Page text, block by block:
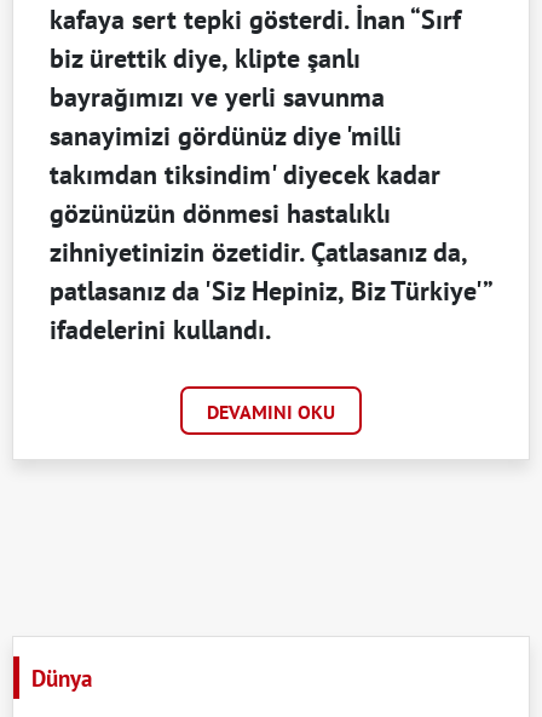
kafaya sert tepki gösterdi. İnan “Sırf
biz ürettik diye, klipte şanlı
bayrağımızı ve yerli savunma
sanayimizi gördünüz diye 'milli
takımdan tiksindim' diyecek kadar
gözünüzün dönmesi hastalıklı
zihniyetinizin özetidir. Çatlasanız da,
patlasanız da 'Siz Hepiniz, Biz Türkiye'”
ifadelerini kullandı.
DEVAMINI OKU
Dünya